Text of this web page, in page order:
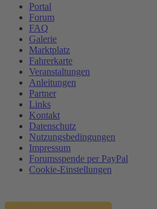
Portal
Forum
FAQ
Galerie
Marktplatz
Fahrerkarte
Veranstaltungen
Anleitungen
Partner
Links
Kontakt
Datenschutz
Nutzungsbedingungen
Impressum
Forumsspende per PayPal
Cookie-Einstellungen